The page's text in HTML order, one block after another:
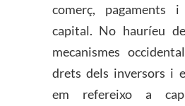
comerç, pagaments
capital. No hauríeu
mecanismes
drets dels inversors i
em refereixo a